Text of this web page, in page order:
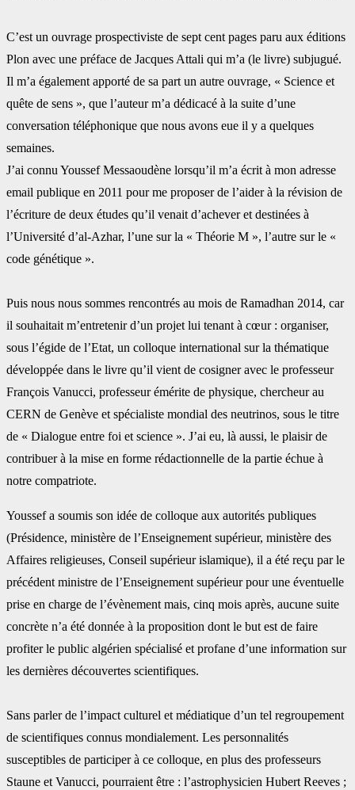
C’est un ouvrage prospectiviste de sept cent pages paru aux éditions
Plon avec une préface ‎de Jacques Attali qui m’a (le livre) subjugué.
Il m’a également apporté de sa part un autre ‎ouvrage, « Science et
quête de sens », que l’auteur m’a dédicacé à la suite d’une
‎conversation téléphonique que nous avons eue il y a quelques
semaines.‎
J’ai connu Youssef Messaoudène lorsqu’il m’a écrit à mon adresse
email publique en 2011 ‎pour me proposer de l’aider à la révision de
l’écriture de deux études qu’il venait d’achever ‎et destinées à
l’Université d’al-Azhar, l’une sur la « Théorie M », l’autre sur le «
code ‎génétique ».
Puis nous nous sommes rencontrés au mois de Ramadhan 2014, car
il souhaitait ‎m’entretenir d’un projet lui tenant à cœur : organiser,
sous l’égide de l’Etat, un colloque ‎international sur la thématique
développée dans le livre qu’il vient de cosigner avec le ‎professeur
François Vanucci, professeur émérite de physique, chercheur au
CERN de Genève ‎et spécialiste mondial des neutrinos, sous le titre
de « Dialogue entre foi et science ». J’ai eu, ‎là aussi, le plaisir de
contribuer à la mise en forme rédactionnelle de la partie échue à
notre ‎compatriote.‎
Youssef a soumis son idée de colloque aux autorités publiques
(Présidence, ministère de ‎l’Enseignement supérieur, ministère des
Affaires religieuses, Conseil supérieur islamique), il ‎a été reçu par le
précédent ministre de l’Enseignement supérieur pour une éventuelle
prise ‎en charge de l’évènement mais, cinq mois après, aucune suite
concrète n’a été donnée à la ‎proposition dont le but est de faire
profiter le public algérien spécialisé et profane d’une ‎information sur
les dernières découvertes scientifiques.
Sans parler de l’impact culturel et médiatique d’un tel regroupement
de scientifiques connus ‎mondialement. Les personnalités
susceptibles de participer à ce colloque, en plus des ‎professeurs
Staune et Vanucci, pourraient être : l’astrophysicien Hubert Reeves ;